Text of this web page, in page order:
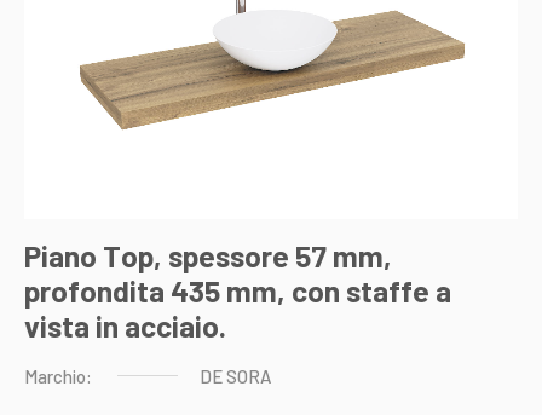
Piano Top, spessore 57 mm,
profondita 435 mm, con staffe a
vista in acciaio.
Marchio: DESORA